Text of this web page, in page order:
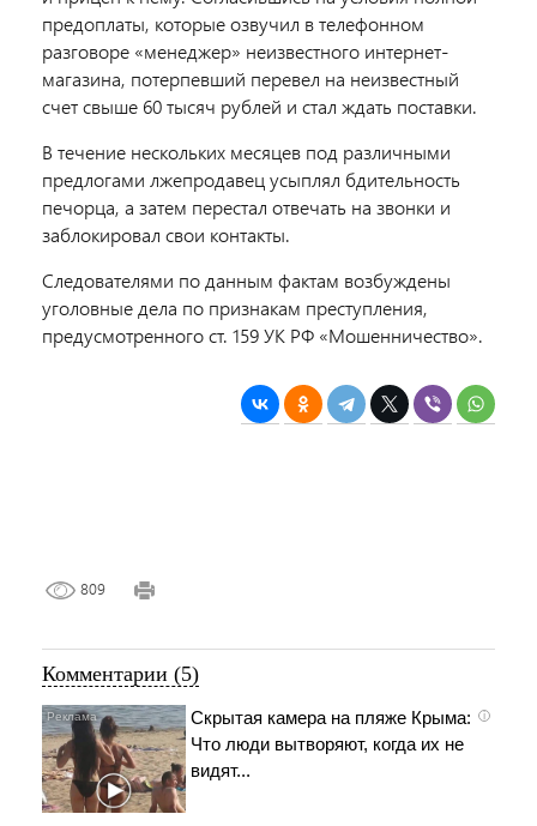
предоплаты, которые озвучил в телефонном
разговоре «менеджер» неизвестного интернет-
магазина, потерпевший перевел на неизвестный
счет свыше 60 тысяч рублей и стал ждать поставки.
В течение нескольких месяцев под различными
предлогами лжепродавец усыплял бдительность
печорца, а затем перестал отвечать на звонки и
заблокировал свои контакты.
Следователями по данным фактам возбуждены
уголовные дела по признакам преступления,
предусмотренного ст. 159 УК РФ «Мошенничество».
809
Комментарии (5)
i
Скрытая камера на пляже Крыма:
Что люди вытворяют, когда их не
видят...